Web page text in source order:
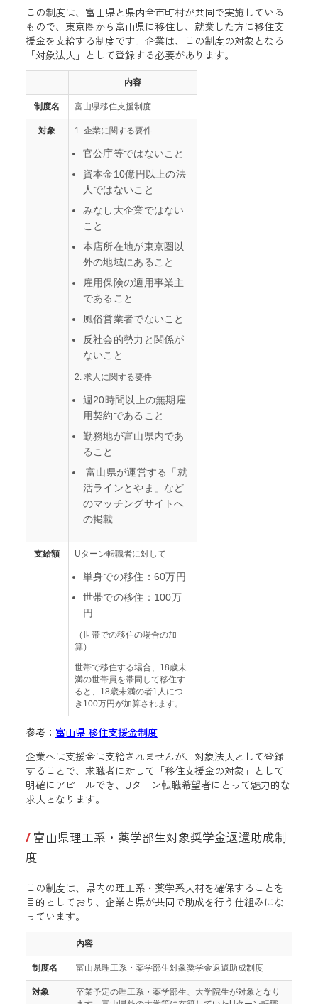
この制度は、富山県と県内全市町村が共同で実施している
もので、東京圏から富山県に移住し、就業した方に移住支
援金を支給する制度です。企業は、この制度の対象となる
「対象法人」として登録する必要があります。
内容
制度名 富山県移住支援制度
対象 1. 企業に関する要件
官公庁等ではないこと
資本金10億円以上の法
人ではないこと
みなし大企業ではない
こと
本店所在地が東京圏以
外の地域にあること
雇用保険の適用事業主
であること
風俗営業者でないこと
反社会的勢力と関係が
ないこと
2. 求人に関する要件
週20時間以上の無期雇
用契約であること
勤務地が富山県内であ
ること
富山県が運営する「就
活ラインとやま」など
のマッチングサイトへ
の掲載
支給額 Uターン転職者に対して
単身での移住：60万円
世帯での移住：100万
円
（世帯での移住の場合の加
算）
世帯で移住する場合、18歳未
満の世帯員を帯同して移住す
ると、18歳未満の者1人につ
き100万円が加算されます。
参考： 富山県 移住支援金制度
企業へは支援金は支給されませんが、対象法人として登録
することで、求職者に対して「移住支援金の対象」として
明確にアピールでき、Uターン転職希望者にとって魅力的な
求人となります。
富山県理工系・薬学部生対象奨学金返還助成制
度
この制度は、県内の理工系・薬学系人材を確保することを
目的としており、企業と県が共同で助成を行う仕組みにな
っています。
内容
制度名 富山県理工系・薬学部生対象奨学金返還助成制度
対象
卒業予定の理工系・薬学部生、大学院生が対象となり